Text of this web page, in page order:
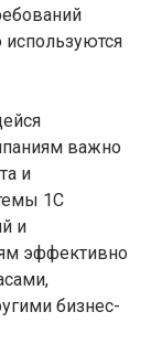
важно
и
1С
и
эффективно
бизнес-